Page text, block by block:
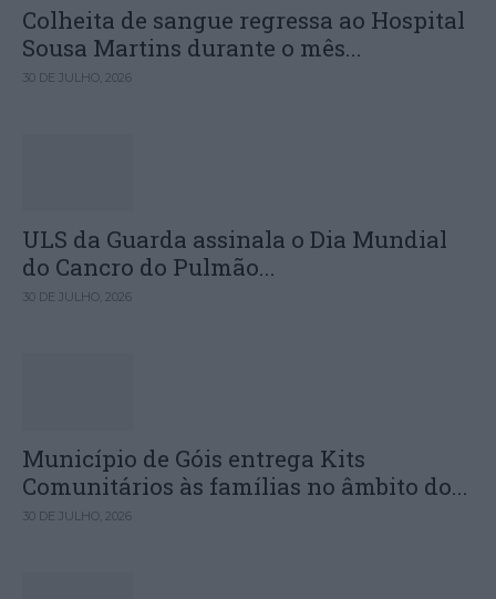
Colheita de sangue regressa ao Hospital
Sousa Martins durante o mês...
30 DE JULHO, 2026
ULS da Guarda assinala o Dia Mundial
do Cancro do Pulmão...
30 DE JULHO, 2026
Município de Góis entrega Kits
Comunitários às famílias no âmbito do...
30 DE JULHO, 2026